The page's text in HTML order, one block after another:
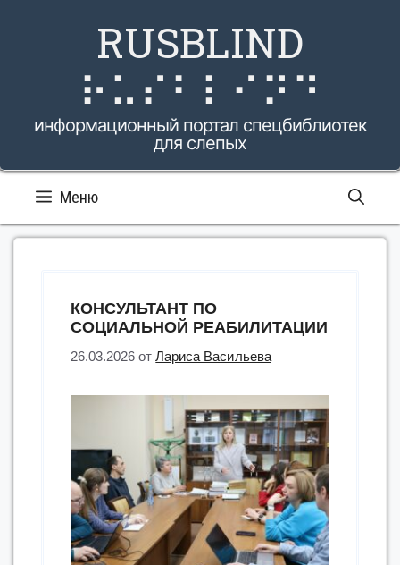
RUSBLIND
⠗⠥⠎⠃⠇⠊⠝⠙
информационный портал спецбиблиотек
для слепых
Меню
КОНСУЛЬТАНТ ПО
СОЦИАЛЬНОЙ РЕАБИЛИТАЦИИ
26.03.2026 отЛариса Васильева